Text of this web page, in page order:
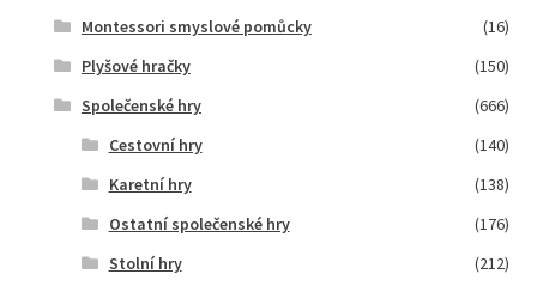
Montessori smyslové pomůcky
(16)
Plyšové hračky
(150)
Společenské hry
(666)
Cestovní hry
(140)
Karetní hry
(138)
Ostatní společenské hry
(176)
Stolní hry
(212)